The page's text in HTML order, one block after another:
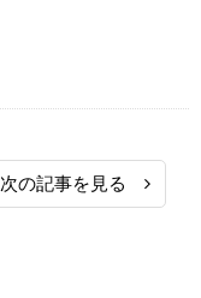
次の記事を見る